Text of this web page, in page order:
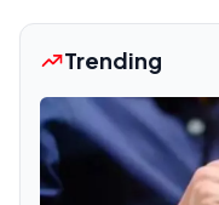
Trending